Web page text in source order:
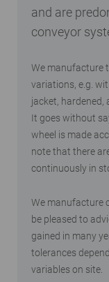
and are
conveyor
We manufacture
variations, e.g.
jacket, hardened,
It goes without
wheel is made
note that there
continuously in
We manufacture
be pleased to
gained in many
tolerances
variables on site.